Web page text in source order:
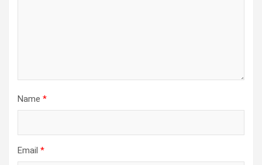
Name *
Email *